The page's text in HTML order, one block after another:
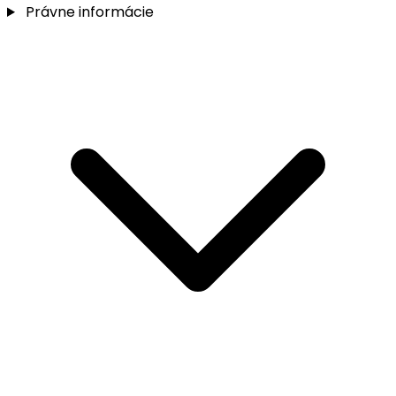
Právne informácie